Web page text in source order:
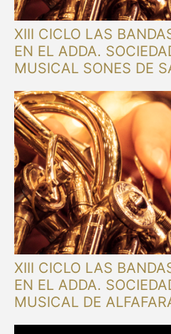
XIII CICLO LAS
EN EL ADDA.
MUSICAL SONES DE
XIII CICLO LAS
EN EL ADDA.
MUSICAL DE